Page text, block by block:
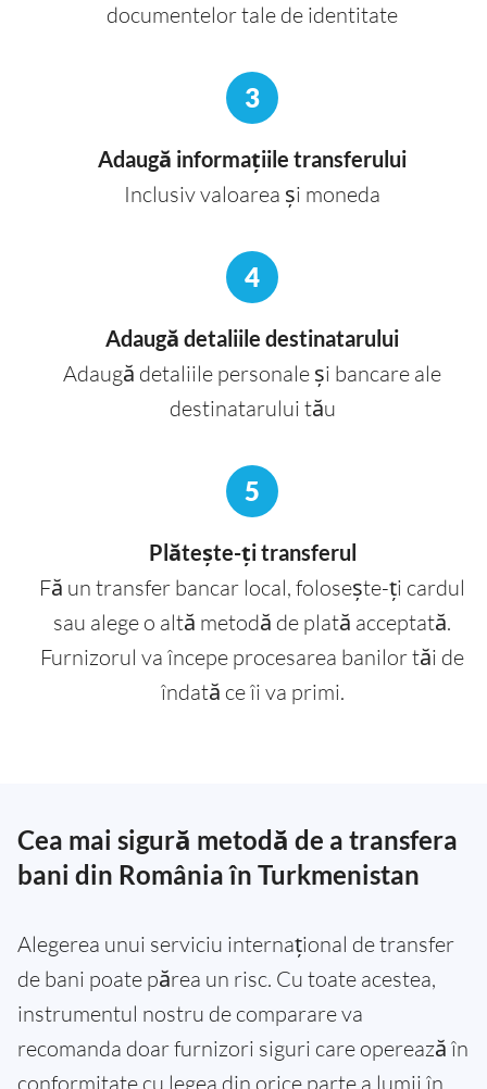
documentelor tale de identitate
3
Adaugă informațiile transferului
Inclusiv valoarea și moneda
4
Adaugă detaliile destinatarului
Adaugă detaliile personale și bancare ale
destinatarului tău
5
Plătește-ți transferul
Fă un transfer bancar local, folosește-ți cardul
sau alege o altă metodă de plată acceptată.
Furnizorul va începe procesarea banilor tăi de
îndată ce îi va primi.
Cea mai sigură metodă de a transfera
bani din România în Turkmenistan
Alegerea unui serviciu internațional de transfer
de bani poate părea un risc. Cu toate acestea,
instrumentul nostru de comparare va
recomanda doar furnizori siguri care operează în
conformitate cu legea din orice parte a lumii în